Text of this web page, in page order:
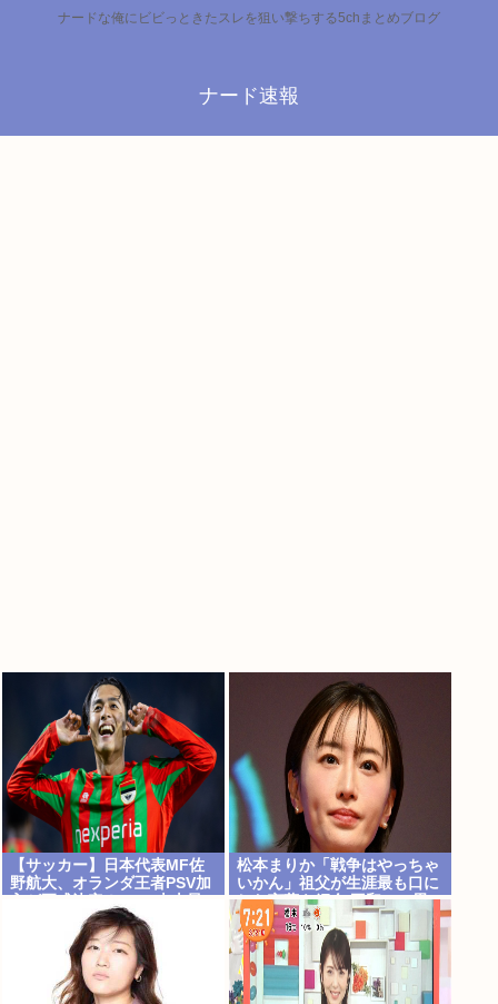
ナードな俺にビビっときたスレを狙い撃ちする5chまとめブログ
ナード速報
【サッカー】日本代表MF佐
野航大、オランダ王者PSV加
高額の移籍、最大約31億円
か、5年契約を締結
松本まりか「戦争はやっちゃ
いかん」祖父が生涯最も口に
した言葉を紹介 平和への思い
をつづる